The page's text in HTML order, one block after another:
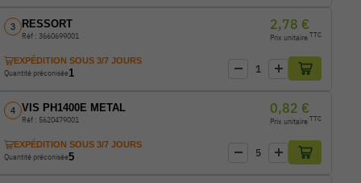
3 RESSORT
Réf : 3660699001
2,78 €
Prix unitaire TTC
EXPÉDITION SOUS 3/7 JOURS
Quantité préconisée1 Quantité de produit
+
4 VIS PH1400E METAL
Réf : 5620479001
0,82 €
Prix unitaire TTC
EXPÉDITION SOUS 3/7 JOURS
Quantité préconisée5 Quantité de produit
+